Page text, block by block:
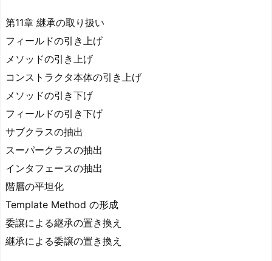
第11章 継承の取り扱い
フィールドの引き上げ
メソッドの引き上げ
コンストラクタ本体の引き上げ
メソッドの引き下げ
フィールドの引き下げ
サブクラスの抽出
スーパークラスの抽出
インタフェースの抽出
階層の平坦化
Template Method の形成
委譲による継承の置き換え
継承による委譲の置き換え